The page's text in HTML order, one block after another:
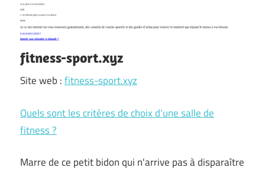
fitness-sport.xyz
Site web :fitness-sport.xyz
Quels sont les critères de choix d’une salle de
fitness ?
Marre de ce petit bidon qui n'arrive pas à disparaître